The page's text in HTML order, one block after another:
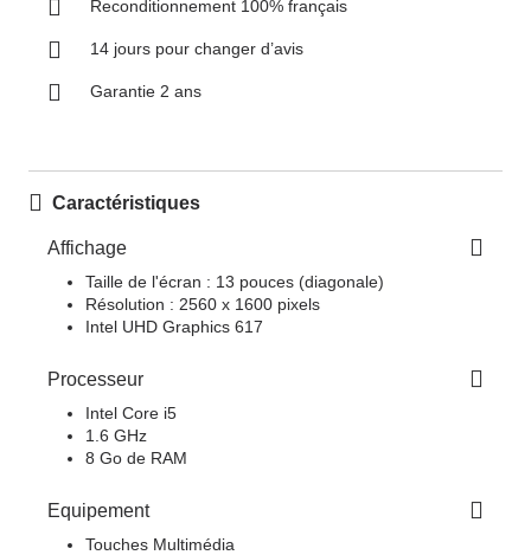
Reconditionnement 100% français
14 jours pour changer d’avis
Garantie 2 ans
Caractéristiques
Affichage
Taille de l'écran : 13 pouces (diagonale)
Résolution : 2560 x 1600 pixels
Intel UHD Graphics 617
Processeur
Intel Core i5
1.6 GHz
8 Go de RAM
Equipement
Touches Multimédia